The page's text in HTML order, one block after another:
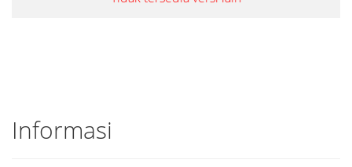
Informasi